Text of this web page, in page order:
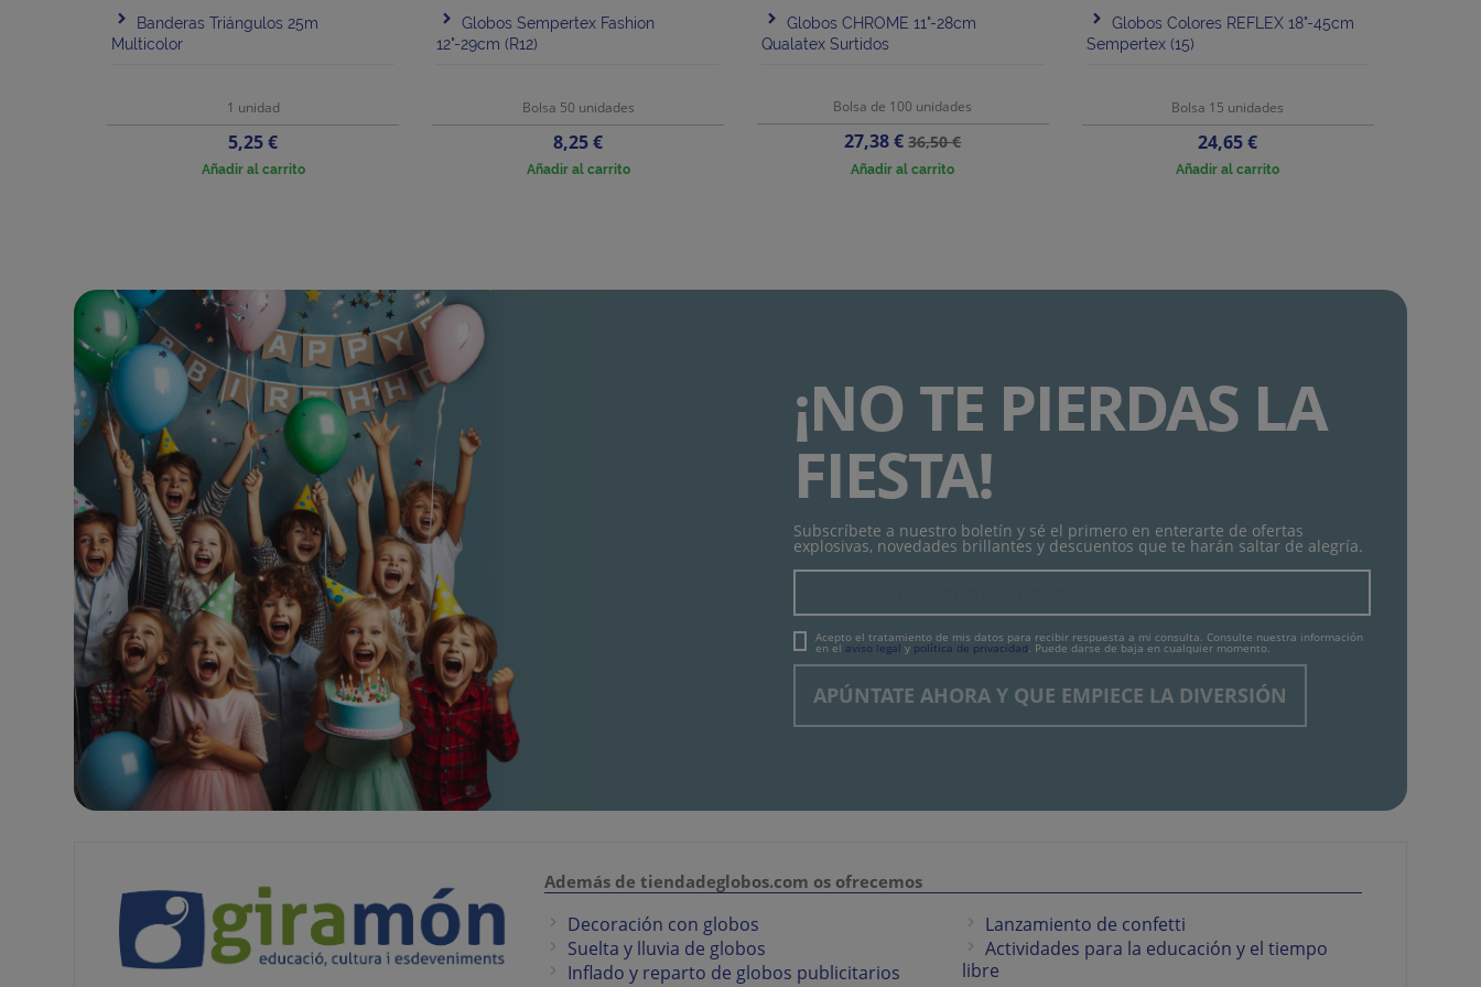
Banderas Triángulos 25m
Multicolor
1 unidad
Precio
5,25 €
Añadir al carrito
Globos Sempertex Fashion
12"-29cm (R12)
Bolsa 50 unidades
Precio
8,25 €
Añadir al carrito
Globos CHROME 11"-28cm
Qualatex Surtidos
Bolsa de 100 unidades
Precio
27,38 €Precio
base
36,50 €
Añadir al carrito
Globos Colores REFLEX 18"-45cm
Sempertex (15)
Bolsa 15 unidades
Precio
24,65 €
Añadir al carrito
¡NO TE PIERDAS LA
FIESTA!
Subscríbete a nuestro boletín y sé el primero en enterarte de ofertas
explosivas, novedades brillantes y descuentos que te harán saltar de alegría.
Acepto el tratamiento de mis datos para recibir respuesta a mi consulta. Consulte nuestra información
en el aviso legal y política de privacidad. Puede darse de baja en cualquier momento.
Además de tiendadeglobos.com os ofrecemos
Decoración con globos
Suelta y lluvia de globos
Inflado y reparto de globos publicitarios
Lanzamiento de confetti
Actividades para la educación y el tiempo
libre